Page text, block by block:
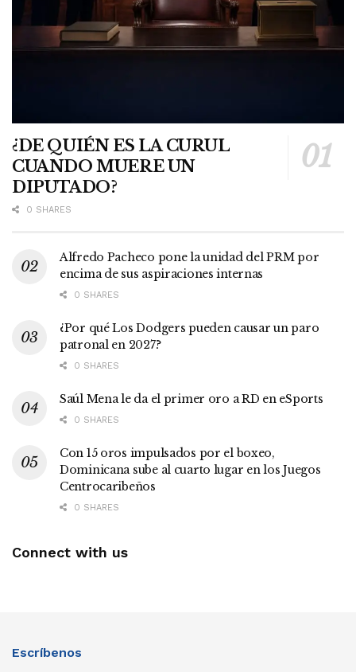
¿DE QUIÉN ES LA CURUL
CUANDO MUERE UN
DIPUTADO?
0 SHARES
Alfredo Pacheco pone la unidad del PRM por
encima de sus aspiraciones internas
0 SHARES
¿Por qué Los Dodgers pueden causar un paro
patronal en 2027?
0 SHARES
Saúl Mena le da el primer oro a RD en eSports
0 SHARES
Con 15 oros impulsados por el boxeo,
Dominicana sube al cuarto lugar en los Juegos
Centrocaribeños
0 SHARES
Connect with us
Escríbenos